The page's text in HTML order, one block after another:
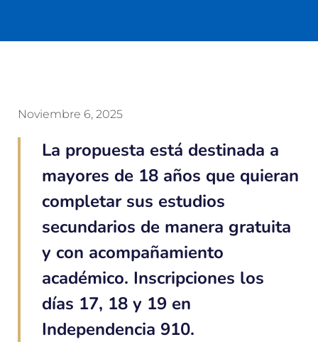
Noviembre 6, 2025
La propuesta está destinada a
mayores de 18 años que quieran
completar sus estudios
secundarios de manera gratuita
y con acompañamiento
académico. Inscripciones los
días 17, 18 y 19 en
Independencia 910.